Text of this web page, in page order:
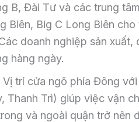
B, Đài Tư và các trung
Biên, Big C Long Biên
doanh nghiệp sản xuất,
hàng ngày.
Vị trí cửa ngõ phía Đông
Thanh Trì) giúp việc vận
và ngoài quận trở nên